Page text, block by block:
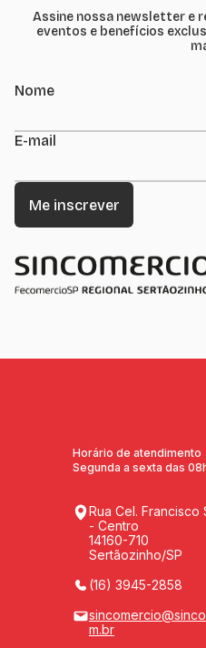
Assine nossa newsletter e
eventos e benefícios
Nome
E-mail
Horário de atendimento
Segunda a sexta das
Rua Cel. Francisco
- Centro
14160-710
Sertãozinho/SP
(16) 3945-2858
m.br